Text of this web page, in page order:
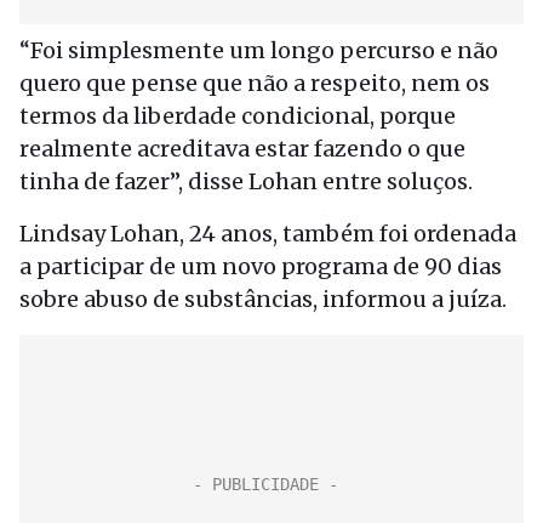
“Foi simplesmente um longo percurso e não
quero que pense que não a respeito, nem os
termos da liberdade condicional, porque
realmente acreditava estar fazendo o que
tinha de fazer”, disse Lohan entre soluços.
Lindsay Lohan, 24 anos, também foi ordenada
a participar de um novo programa de 90 dias
sobre abuso de substâncias, informou a juíza.